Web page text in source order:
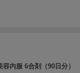
容内服 6合剤（90日分）